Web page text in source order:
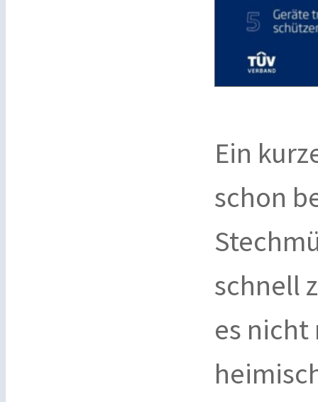
Ein
schon
schnell
es nicht